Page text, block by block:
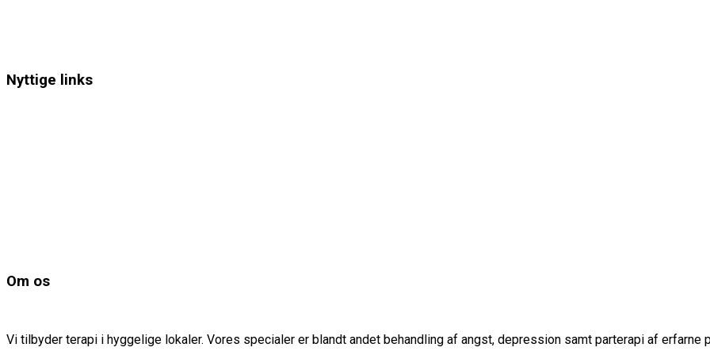
Nyttige links
Om os
Vi tilbyder terapi i hyggelige lokaler. Vores specialer er blandt andet behandling af angst, depression samt parterapi af erfarne